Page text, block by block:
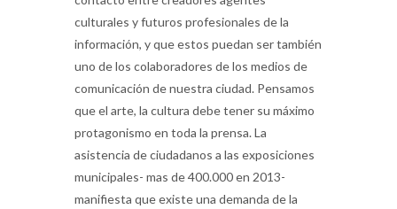
culturales y futuros profesionales de la
información, y que estos puedan ser también
uno de los colaboradores de los medios de
comunicación de nuestra ciudad. Pensamos
que el arte, la cultura debe tener su máximo
protagonismo en toda la prensa. La
asistencia de ciudadanos a las exposiciones
municipales- mas de 400.000 en 2013-
manifiesta que existe una demanda de la